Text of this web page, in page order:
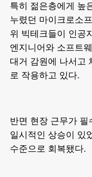
특히 젊은층에게 높
누렸던 마이크로소
위 빅테크들이 인공
엔지니어와 소프트
대거 감원에 나서고
로 작용하고 있다.
반면 현장 근무가
일시적인 상승이 있
수준으로 회복됐다.